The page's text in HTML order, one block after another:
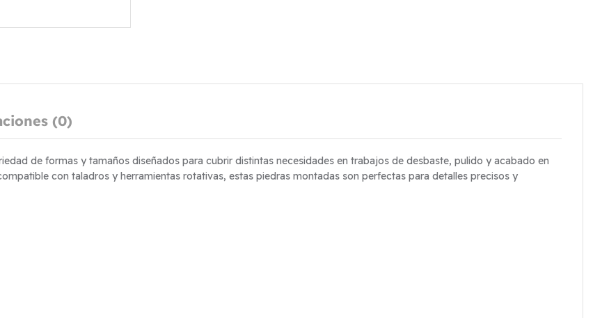
(0)
de formas y tamaños diseñados para cubrir distintas necesidades en trabajos de desbaste, pulido y acabado en
con taladros y herramientas rotativas, estas piedras montadas son perfectas para detalles precisos y